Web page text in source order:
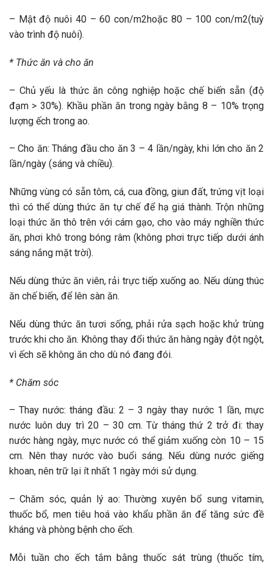
– Mật độ nuôi 40 – 60 con/m2hoặc 80 – 100 con/m2(tuỳ
vào trình độ nuôi).
* Thức ăn và cho ăn
– Chủ yếu là thức ăn công nghiệp hoặc chế biến sẵn (độ
đạm > 30%). Khầu phần ăn trong ngày bằng 8 – 10% trọng
lượng ếch trong ao.
– Cho ăn: Tháng đầu cho ăn 3 – 4 lần/ngày, khi lớn cho ăn 2
lần/ngày (sáng và chiều).
Những vùng có sẵn tôm, cá, cua đồng, giun đất, trứng vịt loại
thì có thể dùng thức ăn tự chế để hạ giá thành. Trộn những
loại thức ăn thô trên với cám gạo, cho vào máy nghiền thức
ăn, phơi khô trong bóng râm (không phơi trực tiếp dưới ánh
sáng nắng mặt trời).
Nếu dùng thức ăn viên, rải trực tiếp xuống ao. Nếu dùng thúc
ăn chế biến, để lên sàn ăn.
Nếu dùng thức ăn tươi sống, phải rửa sạch hoặc khử trùng
trước khi cho ăn. Không thay đổi thức ăn hàng ngày đột ngột,
vì ếch sẽ không ăn cho dù nó đang đói.
* Chăm sóc
– Thay nước: tháng đầu: 2 – 3 ngày thay nước 1 lần, mực
nước luôn duy trì 20 – 30 cm. Từ tháng thứ 2 trở đi: thay
nước hàng ngày, mực nước có thể giảm xuống còn 10 – 15
cm. Nên thay nước vào buổi sáng. Nếu dùng nước giếng
khoan, nên trữ lại ít nhất 1 ngày mới sử dụng.
– Chăm sóc, quản lý ao: Thường xuyên bổ sung vitamin,
thuốc bổ, men tiêu hoá vào khẩu phần ăn để tăng sức đề
kháng và phòng bệnh cho ếch.
Mỗi tuần cho ếch tắm bằng thuốc sát trùng (thuốc tím,